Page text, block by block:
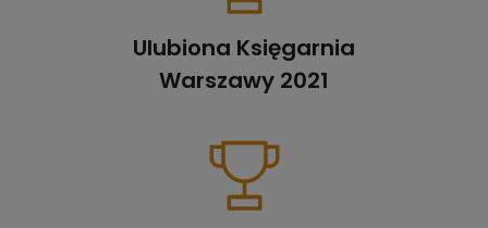
Ulubiona Księgarnia
Warszawy 2021